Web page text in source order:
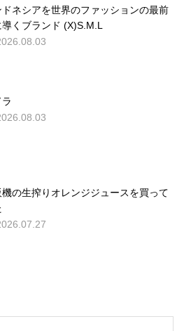
ドネシアを世界のファッションの最前
くブランド (X)S.M.L
機の生搾りオレンジジュースを買って